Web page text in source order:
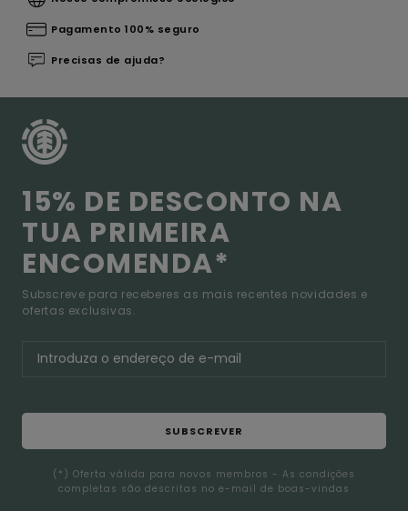
Pagamento 100% seguro
Precisas de ajuda?
15% DE DESCONTO NA
TUA PRIMEIRA
ENCOMENDA*
Subscreve para receberes as mais recentes novidades e
ofertas exclusivas.
SUBSCREVER
(*) Oferta válida para novos membros - As condições
completas são descritas no e-mail de boas-vindas